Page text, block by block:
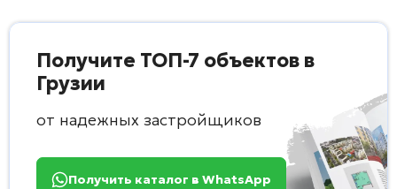
Получите ТОП-7 объектов в
Грузии
от надежных застройщиков
Получить каталог в WhatsApp